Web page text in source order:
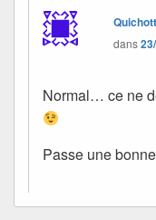
dans
Normal… ce ne
Passe une